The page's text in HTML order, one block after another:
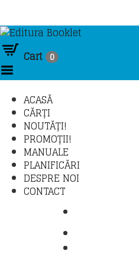
Cart 0
ACASĂ
CĂRȚI
NOUTĂȚI!
PROMOȚII!
MANUALE
PLANIFICĂRI
DESPRE NOI
CONTACT